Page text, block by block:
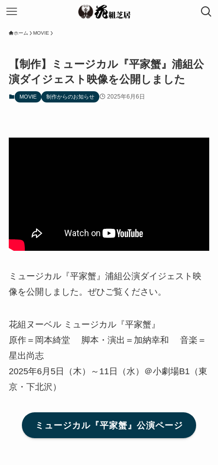
ホーム MOVIE
【制作】ミュージカル『平家蟹』浦組公
演ダイジェスト映像を公開しました
MOVIE 制作からのお知らせ 2025年6月6日
ミュージカル『平家蟹』浦組公演ダイジェスト映
像を公開しました。ぜひご覧ください。
花組ヌーベル ミュージカル『平家蟹』
原作＝岡本綺堂 脚本・演出＝加納幸和 音楽＝
星出尚志
2025年6月5日（木）～11日（水）＠小劇場B1（東
京・下北沢）
ミュージカル『平家蟹』公演ページ